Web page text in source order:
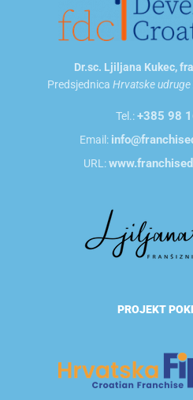
Dr.sc. Ljiljana Kukec,
Predsjednica Hrvatske
Tel.:+385 98
Email:
URL:
PROJEKT